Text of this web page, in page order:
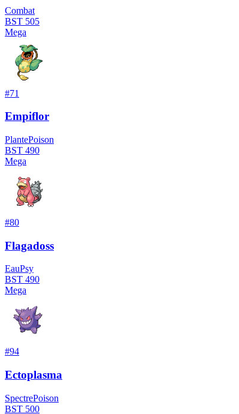
Combat
BST 505
Mega
#71
Empiflor
PlantePoison
BST 490
Mega
#80
Flagadoss
EauPsy
BST 490
Mega
#94
Ectoplasma
SpectrePoison
BST 500